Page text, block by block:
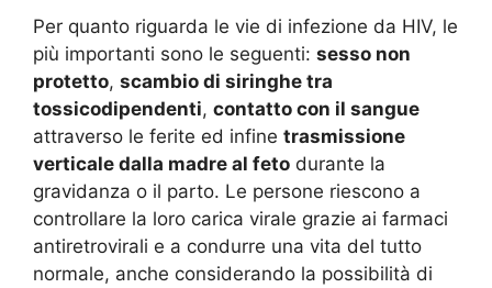
Per quanto riguarda le vie di infezione da HIV, le
più importanti sono le seguenti: sesso non
protetto, scambio di siringhe tra
tossicodipendenti, contatto con il sangue
attraverso le ferite ed infine trasmissione
verticale dalla madre al feto durante la
gravidanza o il parto. Le persone riescono a
controllare la loro carica virale grazie ai farmaci
antiretrovirali e a condurre una vita del tutto
normale, anche considerando la possibilità di